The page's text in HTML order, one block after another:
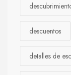
descuentos
detalles de